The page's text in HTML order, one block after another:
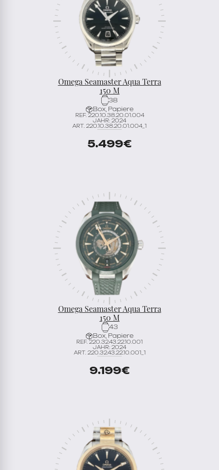
Omega Seamaster Aqua Terra
150 M
38
Box, Papiere
REF. 220.10.38.20.01.004
JAHR: 2024
ART. 220.10.38.20.01.004_1
5.499€
Omega Seamaster Aqua Terra
150 M
43
Box, Papiere
REF. 220.32.43.22.10.001
JAHR: 2024
ART. 220.32.43.22.10.001_1
9.199€